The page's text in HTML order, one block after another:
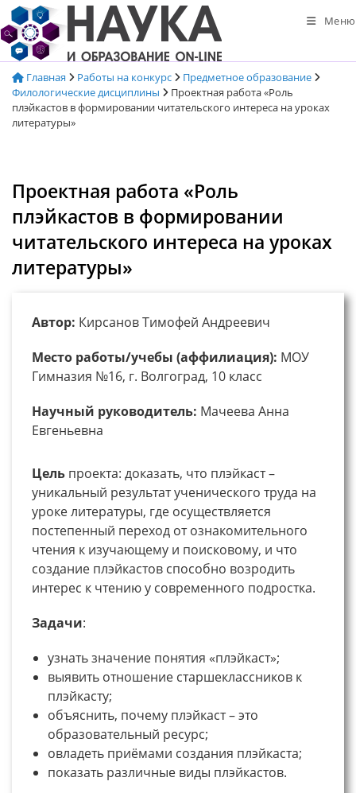
Перейти
к
содержимому
Меню
Главная Работы на конкурс
Предметное образование
Филологические дисциплины
Проектная работа «Роль
плэйкастов в формировании читательского интереса на уроках
литературы»
Проектная работа «Роль
плэйкастов в формировании
читательского интереса на уроках
литературы»
Автор: Кирсанов Тимофей Андреевич
Место работы/учебы (аффилиация): МОУ
Гимназия №16, г. Волгоград, 10 класс
Научный руководитель: Мачеева Анна
Евгеньевна
Цель проекта: доказать, что плэйкаст –
уникальный результат ученического труда на
уроке литературы, где осуществляется
постепенный переход от ознакомительного
чтения к изучающему и поисковому, и что
создание плэйкастов способно возродить
интерес к чтению у современного подростка.
Задачи:
узнать значение понятия «плэйкаст»;
выявить отношение старшеклассников к
плэйкасту;
объяснить, почему плэйкаст – это
образовательный ресурс;
овладеть приёмами создания плэйкаста;
показать различные виды плэйкастов.